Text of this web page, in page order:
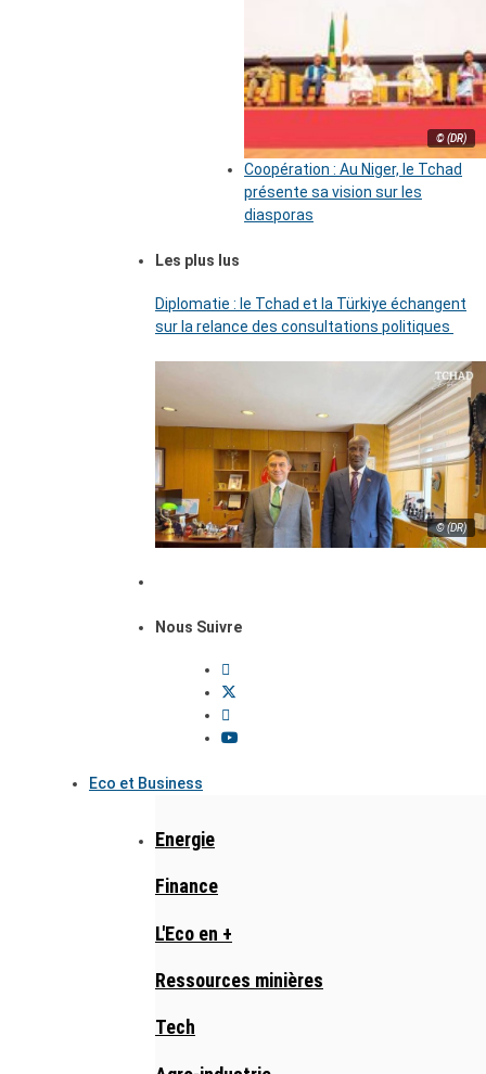
© (DR)
Coopération : Au Niger, le Tchad
présente sa vision sur les
diasporas
Les plus lus
Diplomatie : le Tchad et la Türkiye échangent
sur la relance des consultations politiques
© (DR)
Nous Suivre
Eco et Business
Energie
Finance
L'Eco en +
Ressources minières
Tech